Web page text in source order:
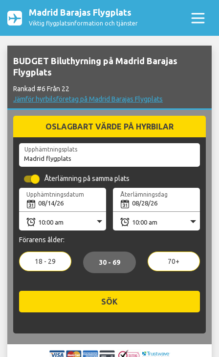
Madrid Barajas Flygplats
Viktig flygplatsinformation och tjänster
BUDGET Biluthyrning på Madrid Barajas
Flygplats
Rankad #6 Från 22
Jämför hyrbilsföretag på Madrid Barajas Flygplats
OSLAGBART VÄRDE PÅ HYRBILAR
Upphämtningsplats
Återlämning på samma plats
Upphämtningsdatum Återlämningsdag
Förarens ålder:
18 - 29 30 - 69 70+
SÖK